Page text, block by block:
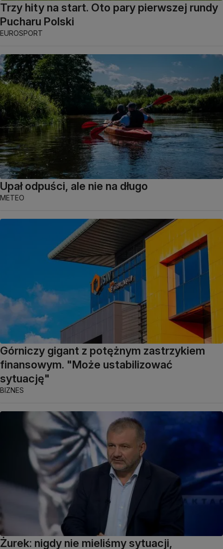
Trzy hity na start. Oto pary pierwszej rundy
Pucharu Polski
EUROSPORT
Upał odpuści, ale nie na długo
METEO
Górniczy gigant z potężnym zastrzykiem
finansowym. "Może ustabilizować
sytuację"
BIZNES
Żurek: nigdy nie mieliśmy sytuacji,